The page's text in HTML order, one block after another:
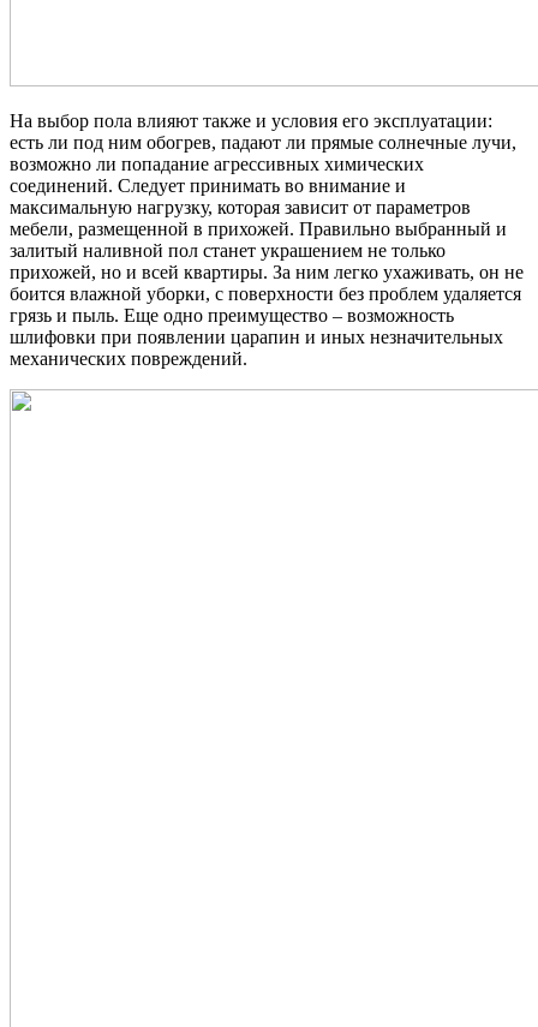
На выбор пола влияют также и условия его эксплуатации:
есть ли под ним обогрев, падают ли прямые солнечные лучи,
возможно ли попадание агрессивных химических
соединений. Следует принимать во внимание и
максимальную нагрузку, которая зависит от параметров
мебели, размещенной в прихожей. Правильно выбранный и
залитый наливной пол станет украшением не только
прихожей, но и всей квартиры. За ним легко ухаживать, он не
боится влажной уборки, с поверхности без проблем удаляется
грязь и пыль. Еще одно преимущество – возможность
шлифовки при появлении царапин и иных незначительных
механических повреждений.